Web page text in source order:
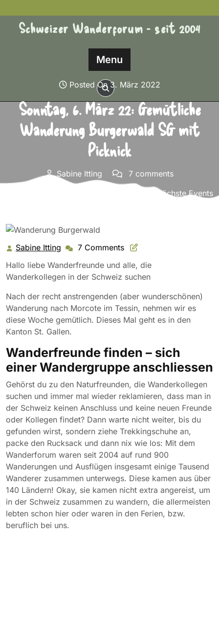
to
contentSchweizer Wanderforum - seit 2004
Menu
Posted On 3. März 2022
Sonntag, 6. März 22: Gemütliche
Wanderung Burgerwald SG mit
Picknick
Sabine Itting
7 comments
Nächste Events
Sabine Itting Sabine
Itting
7 Comments
Hallo liebe Wanderfreunde und alle, die
Wanderkollegen in der Schweiz suchen
Nach der recht anstrengenden (aber wunderschönen)
Wanderung nach Morcote im Tessin, nehmen wir es
diese Woche gemütlich. Dieses Mal geht es in den
Kanton St. Gallen.
Wanderfreunde finden – sich
einer Wandergruppe anschliessen
Gehörst du zu den Naturfreunden, die Wanderkollegen
suchen und immer mal wieder reklamieren, dass man in
der Schweiz keinen Anschluss und keine neuen Freunde
oder Kollegen findet? Dann warte nicht weiter, bis du
gefunden wirst, sondern ziehe Trekkingschuhe an,
packe den Rucksack und dann nix wie los: Mit dem
Wanderforum waren seit 2004 auf rund 900
Wanderungen und Ausflügen insgesamt einige Tausend
Wanderer zusammen unterwegs. Diese kamen aus über
140 Ländern! Okay, sie kamen nicht extra angereist, um
in der Schweiz zusammen zu wandern, die allermeisten
lebten schon hier oder waren in den Ferien, bzw.
beruflich bei uns.